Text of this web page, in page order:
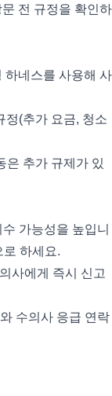
전 규정을 확인하
하네스를 사용해 사
정(추가 요금, 청소
은 추가 규제가 있
가능성을 높입니
하세요.
사에게 즉시 신고
수의사 응급 연락